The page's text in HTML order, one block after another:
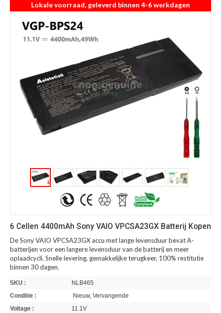
Lokale voorraad, geleverd binnen 4-6 werkdagen
6 Cellen 4400mAh Sony VAIO VPCSA23GX Batterij Kopen
De Sony VAIO VPCSA23GX accu met lange levensduur bevat A-
batterijen voor een langere levensduur van de batterij en meer
oplaadcycli. Snelle levering, gemakkelijke terugkeer, 100% restitutie
binnen 30 dagen.
SKU :
NLB465
Conditie :
Nieuw, Vervangende
Voltage :
11.1V